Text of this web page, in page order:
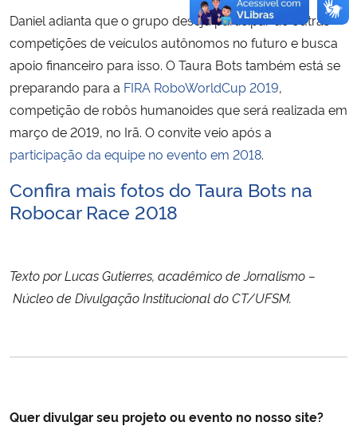
Daniel adianta que o grupo deseja participar de outras
competições de veículos autônomos no futuro e busca
apoio financeiro para isso. O Taura Bots também está se
preparando para a FIRA RoboWorldCup 2019,
competição de robôs humanoides que será realizada em
março de 2019, no Irã. O convite veio após a
participação da equipe no evento em 2018.
Confira mais fotos do Taura Bots na
Robocar Race 2018
Texto por Lucas Gutierres, acadêmico de Jornalismo –
Núcleo de Divulgação Institucional do CT/UFSM.
Quer divulgar seu projeto ou evento no nosso site?